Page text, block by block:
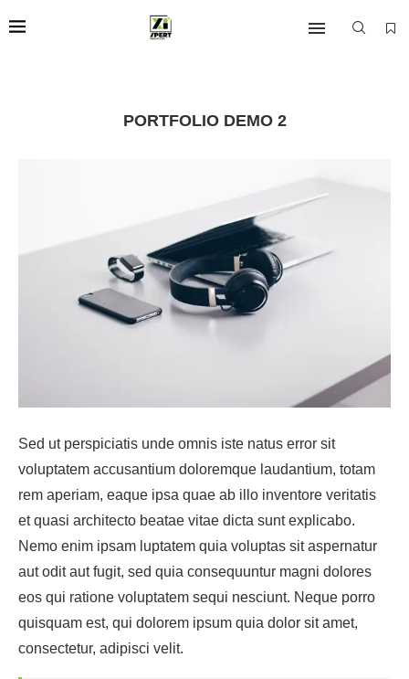
PORTFOLIO DEMO 2
Sed ut perspiciatis unde omnis iste natus error sit
voluptatem accusantium doloremque laudantium, totam
rem aperiam, eaque ipsa quae ab illo inventore veritatis
et quasi architecto beatae vitae dicta sunt explicabo.
Nemo enim ipsam luptatem quia voluptas sit aspernatur
aut odit aut fugit, sed quia consequuntur magni dolores
eos qui ratione voluptatem sequi nesciunt. Neque porro
quisquam est, qui dolorem ipsum quia dolor sit amet,
consectetur, adipisci velit.